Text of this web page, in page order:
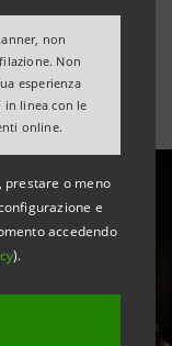
non
Non
esperienza
linea con le
online.
prestare o meno
e
accedendo
).